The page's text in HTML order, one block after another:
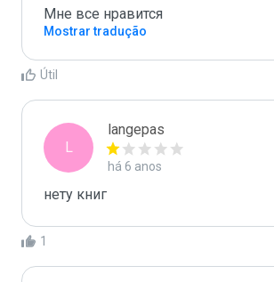
Мне все нравится
Mostrar tradução
Útil
L
langepas
há 6 anos
нету книг
1